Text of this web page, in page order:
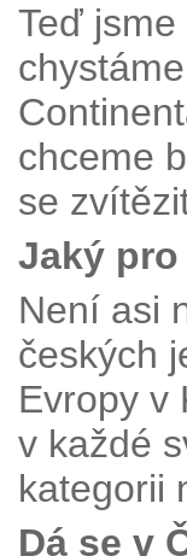
Teď
chceme
se
Jaký
Není asi
českých
Evropy v
v každé
kategorii
Dá se v